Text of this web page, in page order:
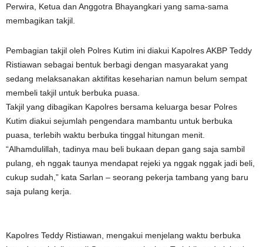
Perwira, Ketua dan Anggotra Bhayangkari yang sama-sama
membagikan takjil.
Pembagian takjil oleh Polres Kutim ini diakui Kapolres AKBP Teddy
Ristiawan sebagai bentuk berbagi dengan masyarakat yang
sedang melaksanakan aktifitas keseharian namun belum sempat
membeli takjil untuk berbuka puasa.
Takjil yang dibagikan Kapolres bersama keluarga besar Polres
Kutim diakui sejumlah pengendara mambantu untuk berbuka
puasa, terlebih waktu berbuka tinggal hitungan menit.
“Alhamdulillah, tadinya mau beli bukaan depan gang saja sambil
pulang, eh nggak taunya mendapat rejeki ya nggak nggak jadi beli,
cukup sudah,” kata Sarlan – seorang pekerja tambang yang baru
saja pulang kerja.
Kapolres Teddy Ristiawan, mengakui menjelang waktu berbuka